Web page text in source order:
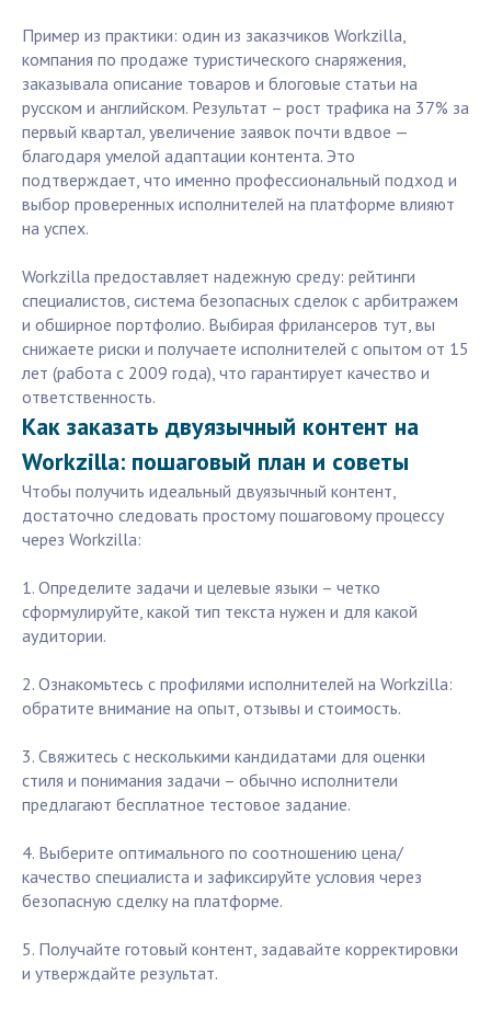
Пример из практики: один из заказчиков Workzilla,
компания по продаже туристического снаряжения,
заказывала описание товаров и блоговые статьи на
русском и английском. Результат – рост трафика на 37% за
первый квартал, увеличение заявок почти вдвое —
благодаря умелой адаптации контента. Это
подтверждает, что именно профессиональный подход и
выбор проверенных исполнителей на платформе влияют
на успех.
Workzilla предоставляет надежную среду: рейтинги
специалистов, система безопасных сделок с арбитражем
и обширное портфолио. Выбирая фрилансеров тут, вы
снижаете риски и получаете исполнителей с опытом от 15
лет (работа с 2009 года), что гарантирует качество и
ответственность.
Как заказать двуязычный контент на
Workzilla: пошаговый план и советы
Чтобы получить идеальный двуязычный контент,
достаточно следовать простому пошаговому процессу
через Workzilla:
1. Определите задачи и целевые языки – четко
сформулируйте, какой тип текста нужен и для какой
аудитории.
2. Ознакомьтесь с профилями исполнителей на Workzilla:
обратите внимание на опыт, отзывы и стоимость.
3. Свяжитесь с несколькими кандидатами для оценки
стиля и понимания задачи – обычно исполнители
предлагают бесплатное тестовое задание.
4. Выберите оптимального по соотношению цена/
качество специалиста и зафиксируйте условия через
безопасную сделку на платформе.
5. Получайте готовый контент, задавайте корректировки
и утверждайте результат.